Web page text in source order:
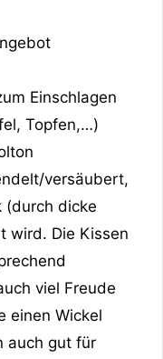
Einschlagen
Topfen,…)
versäubert,
(durch dicke
wird. Die Kissen
viel Freude
einen Wickel
auch gut für